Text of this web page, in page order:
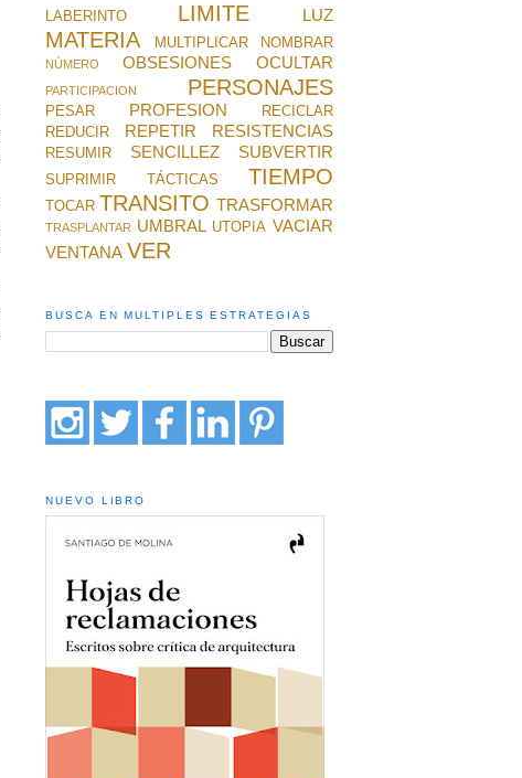
LABERINTO LIMITE LUZ
MATERIA MULTIPLICAR NOMBRAR
NÚMERO OBSESIONES OCULTAR
PARTICIPACION PERSONAJES
PESAR PROFESION
RECICLAR
REDUCIR
REPETIR RESISTENCIAS
RESUMIR SENCILLEZ SUBVERTIR
SUPRIMIR TÁCTICAS TIEMPO
TOCAR TRANSITO TRASFORMAR
TRASPLANTAR UMBRAL UTOPIA VACIAR
VENTANA VER
BUSCA EN MULTIPLES ESTRATEGIAS
NUEVO LIBRO